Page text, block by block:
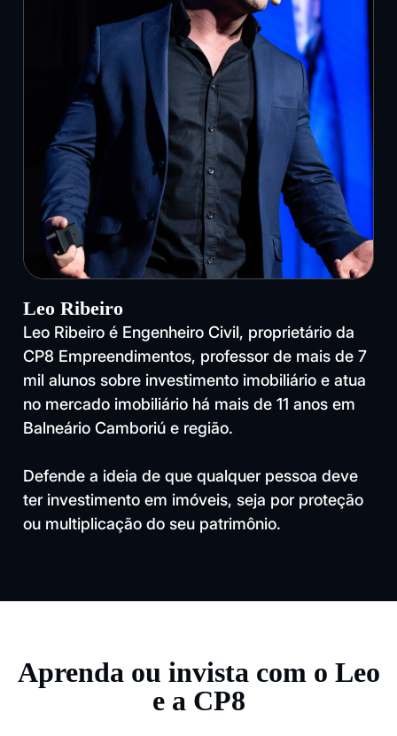
Leo Ribeiro
Leo Ribeiro é Engenheiro Civil, proprietário da
CP8 Empreendimentos, professor de mais de 7
mil alunos sobre investimento imobiliário e atua
no mercado imobiliário há mais de 11 anos em
Balneário Camboriú e região.
Defende a ideia de que qualquer pessoa deve
ter investimento em imóveis, seja por proteção
ou multiplicação do seu patrimônio.
Aprenda ou invista com o Leo
e a CP8